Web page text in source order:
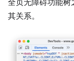
全页无障碍功能树
其关系。